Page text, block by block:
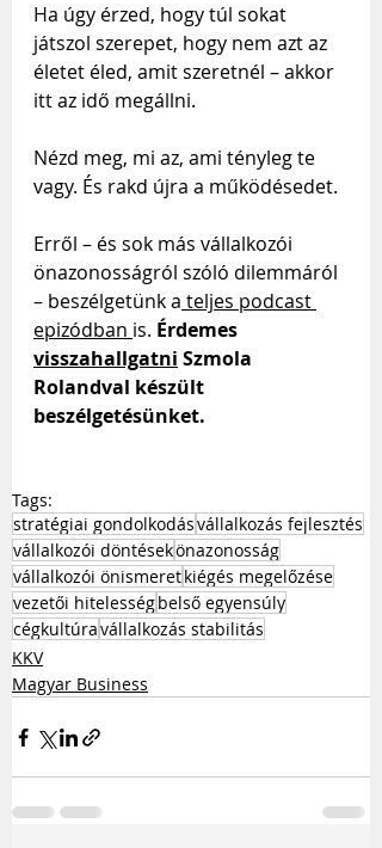
Ha úgy érzed, hogy túl sokat
játszol szerepet, hogy nem azt az
életet éled, amit szeretnél – akkor
itt az idő megállni.
Nézd meg, mi az, ami tényleg te
vagy. És rakd újra a működésedet.
Erről – és sok más vállalkozói
önazonosságról szóló dilemmáról
– beszélgetünk a teljes podcast
epizódban is. Érdemes
visszahallgatni Szmola
Rolandval készült
beszélgetésünket.
Tags:
stratégiai gondolkodásvállalkozás fejlesztés
vállalkozói döntésekönazonosság
vállalkozói önismeretkiégés megelőzése
vezetői hitelességbelső egyensúly
cégkultúravállalkozás stabilitás
KKV
Magyar Business